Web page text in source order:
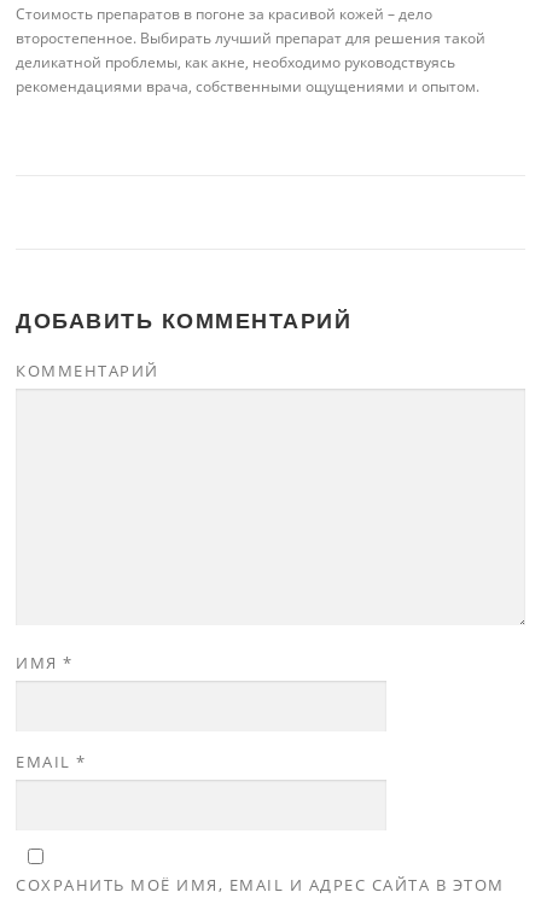
Стоимость препаратов в погоне за красивой кожей – дело
второстепенное. Выбирать лучший препарат для решения такой
деликатной проблемы, как акне, необходимо руководствуясь
рекомендациями врача, собственными ощущениями и опытом.
ДОБАВИТЬ КОММЕНТАРИЙ
КОММЕНТАРИЙ
ИМЯ*
EMAIL*
СОХРАНИТЬ МОЁ ИМЯ, EMAIL И АДРЕС САЙТА В ЭТОМ